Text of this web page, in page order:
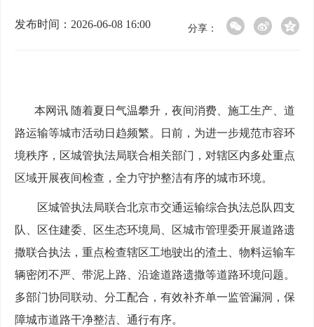
发布时间：2026-06-08 16:00 分享：
本网讯 随着夏日气温攀升，夜间消费、施工生产、道
路运输等城市活动日趋频繁。日前，为进一步规范市容环
境秩序，区城管执法局联合相关部门，对辖区内多处重点
区域开展夜间检查，全力守护整洁有序的城市环境。
区城管执法局联合北京市交通运输综合执法总队四支
队、区住建委、区生态环境局、区城市管理委开展道路遗
撒联合执法，重点检查辖区工地驶出的渣土、物料运输车
辆密闭不严、带泥上路、沿途道路遗撒等道路环境问题。
多部门协同联动、分工配合，有效补齐单一监管漏洞，保
障城市道路干净整洁、通行有序。